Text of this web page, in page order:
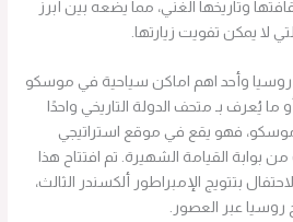
وتاريخها الغني، مما يضعه بين أبرز
لا يمكن تفويت زيارتها.
روسيا وأحد اهم اماكن سياحية في موسكو
يُعرف بـ متحف الدولة التاريخي واحدًا
فهو يقع في موقع استراتيجي
من بوابة القيامة الشهيرة. تم افتتاح هذا
تزامنًا مع الاحتفال بتتويج الإمبراطور ألكسندر الثالث،
روسيا عبر العصور.